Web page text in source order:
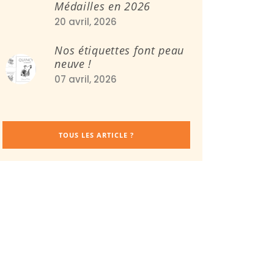
Médailles en 2026
20 avril, 2026
Nos étiquettes font peau
neuve !
07 avril, 2026
TOUS LES ARTICLE ?